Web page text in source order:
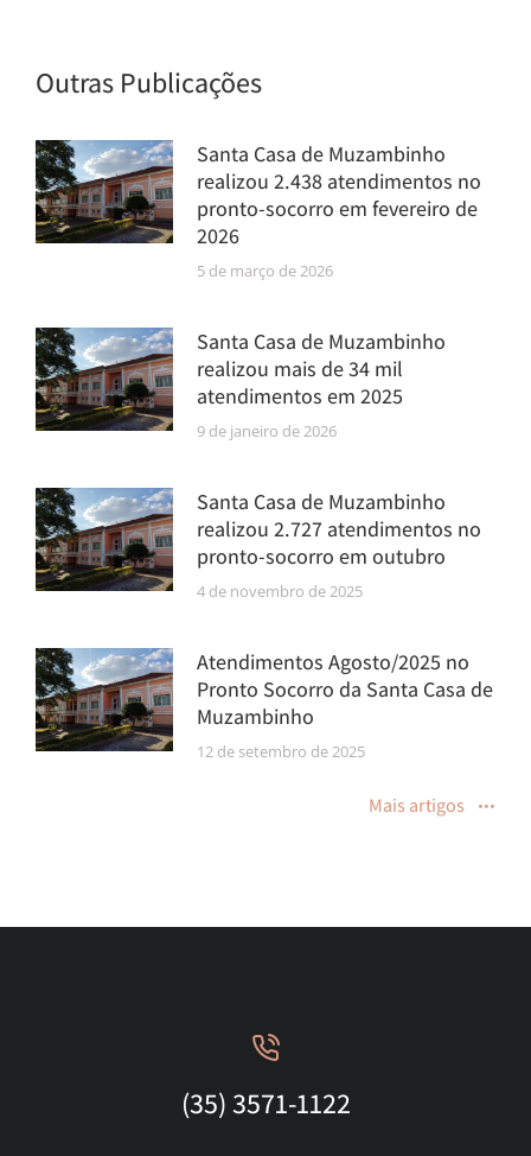
Outras Publicações
Santa Casa de Muzambinho
realizou 2.438 atendimentos no
pronto-socorro em fevereiro de
2026
5 de março de 2026
Santa Casa de Muzambinho
realizou mais de 34 mil
atendimentos em 2025
9 de janeiro de 2026
Santa Casa de Muzambinho
realizou 2.727 atendimentos no
pronto-socorro em outubro
4 de novembro de 2025
Atendimentos Agosto/2025 no
Pronto Socorro da Santa Casa de
Muzambinho
12 de setembro de 2025
Mais artigos
(35) 3571-1122